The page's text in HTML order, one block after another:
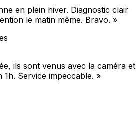
en plein hiver. Diagnostic clair
le matin même. Bravo. »
ils sont venus avec la caméra et
Service impeccable. »